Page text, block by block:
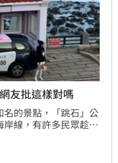
友批這樣對嗎
名的景點，「跳石」公
線，有許多民眾趁著
把公車亭整個阻擋起